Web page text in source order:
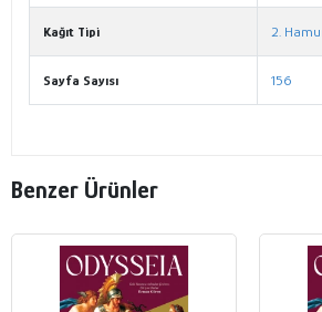
Kağıt Tipi 2.
Sayfa Sayısı 156
Benzer Ürünler